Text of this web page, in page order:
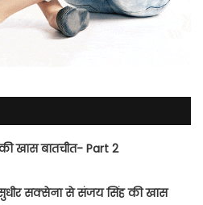
खास बातचीत- Part 2
सक्सेना से संजय सिंह की खास